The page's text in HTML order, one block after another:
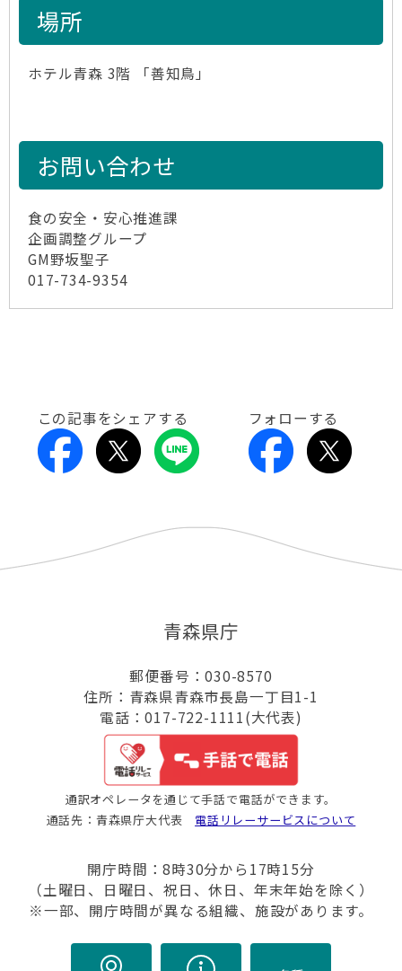
場所
ホテル青森 3階 「善知鳥」
お問い合わせ
食の安全・安心推進課
企画調整グループ
GM野坂聖子
017-734-9354
この記事をシェアする フォローする
青森県庁
郵便番号：030-8570
住所：青森県青森市長島一丁目1-1
電話：017-722-1111(大代表)
通訳オペレータを通じて手話で電話ができます。
通話先：青森県庁大代表 電話リレーサービスについて
開庁時間：8時30分から17時15分
（土曜日、日曜日、祝日、休日、年末年始を除く）
※一部、開庁時間が異なる組織、施設があります。